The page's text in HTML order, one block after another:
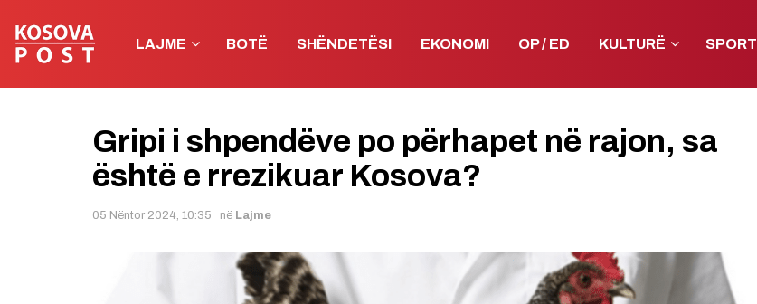
LAJME BOTË SHËNDETËSI EKONOMI OP / ED KULTURË SPORT
Gripi i shpendëve po përhapet në rajon, sa
është e rrezikuar Kosova?
05 Nëntor 2024, 10:35 në Lajme